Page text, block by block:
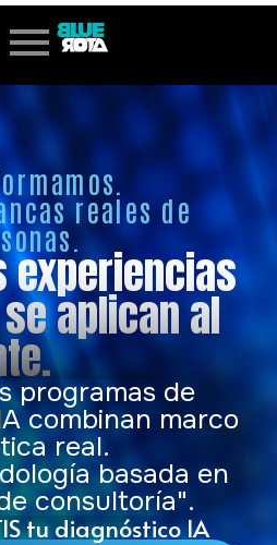
reales de
experiencias
aplican al
programas de
combinan marco
real.
basada en
consultoría".
tu diagnóstico IA